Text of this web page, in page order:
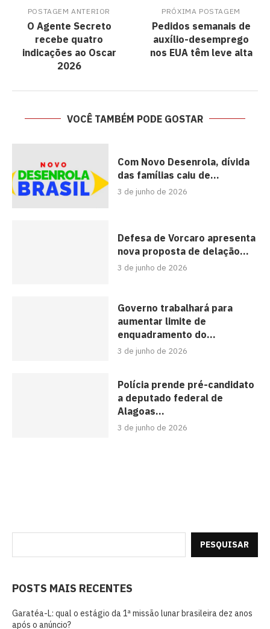
POSTAGEM ANTERIOR
O Agente Secreto
recebe quatro
indicações ao Oscar
2026
PRÓXIMA POSTAGEM
Pedidos semanais de
auxílio-desemprego
nos EUA têm leve alta
VOCÊ TAMBÉM PODE GOSTAR
Com Novo Desenrola, dívida
das famílias caiu de...
3 de junho de 2026
Defesa de Vorcaro apresenta
nova proposta de delação...
3 de junho de 2026
Governo trabalhará para
aumentar limite de
enquadramento do...
3 de junho de 2026
Polícia prende pré-candidato
a deputado federal de
Alagoas...
3 de junho de 2026
PESQUISAR
POSTS MAIS RECENTES
Garatéa-L: qual o estágio da 1ª missão lunar brasileira dez anos
após o anúncio?